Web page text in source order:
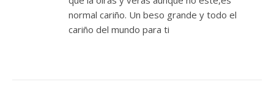
normal cariño. Un beso grande y todo el
cariño del mundo para ti